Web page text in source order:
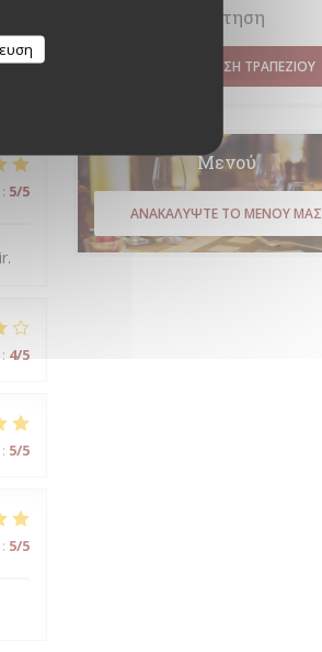
: 5/5
: 4/5
: 5/5
: 5/5
Κράτηση
ΚΆΝΤΕ ΚΡΆΤΗΣΗ ΤΡΑΠΕΖΙΟΎ
Μενού
ΑΝΑΚΑΛΎΨΤΕ ΤΟ ΜΕΝΟΎ ΜΑΣ